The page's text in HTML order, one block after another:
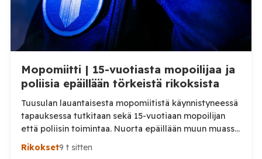
Mopomiitti | 15-vuotiasta mopoilijaa ja
poliisia epäillään törkeistä rikoksista
Tuusulan lauantaisesta mopomiitistä käynnistyneessä
tapauksessa tutkitaan sekä 15-vuotiaan mopoilijan
että poliisin toimintaa. Nuorta epäillään muun muassa
törkeästä liikenneturvallisuuden vaarantamisesta.
Rikokset9 t sitten